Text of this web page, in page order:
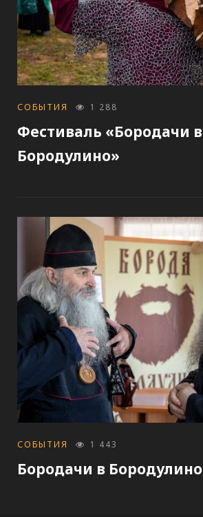
CATEGORIES
СОБЫТИЯ 1 288
Фестиваль «Бородачи в
Бородулино»
CATEGORIES
СОБЫТИЯ 1 443
Бородачи в Бородулино